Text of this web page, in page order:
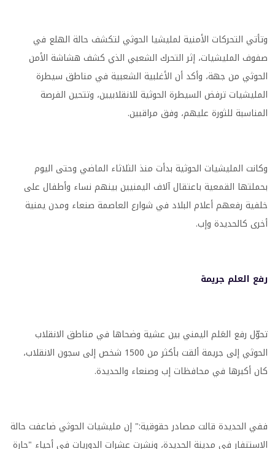
وتأتي التحركات الأمنية لمليشيا الحوثي لتكشف حالة الهلع في
صفوف المليشيات، إثر التحرك الشعبي الذي كشف هشاشة الأمن
الحوثي من جهة، وأكد أن الأغلبية الشعبية في مناطق سيطرة
المليشيات ترفض السيطرة الحوثية للانقلابيين، وتتحين الفرصة
المناسبة للثورة عليهم، وفق مراقبين.
وكانت المليشيات الحوثية بدأت منذ الثلاثاء الماضي وحتى اليوم
بحملتها القمعية باعتقال آلاف اليمنيين بينهم نساء وأطفال على
خلفية رفعهم أعلام البلاد في شوارع العاصمة صنعاء ومدن يمنية
أخرى كالحديدة وإب.
رفع العلم جريمة
تحوّل رفع العَلم اليمني بين عشية وضحاها في مناطق الانقلاب
الحوثي إلى جريمة ألقت بأكثر من 1500 شخص إلى سجون الانقلاب،
كان أكبرها في محافظات إب وصنعاء والحديدة.
ففي الحديدة قالت مصادر حقوقية:" إن مليشيات الحوثي ضاعفت حالة
الاستنفار في مدينة الحديدة، ونشرت عشرات الدوريات في أحياء "حارة